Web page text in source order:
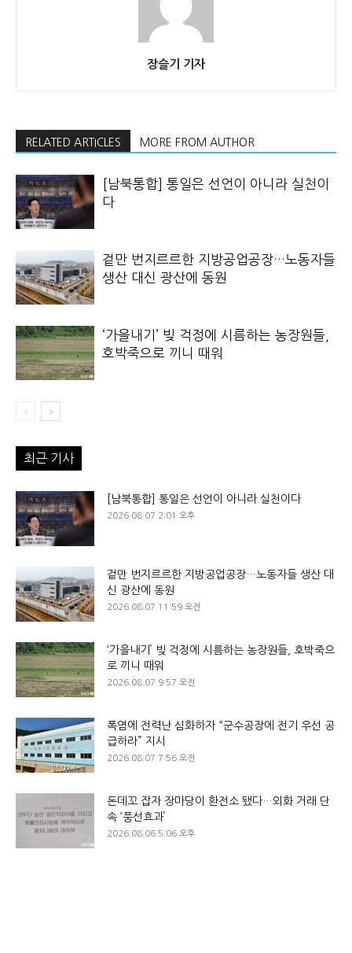
장슬기 기자
RELATED ARTICLES MORE FROM AUTHOR
[남북통합] 통일은 선언이 아니라 실천이
다
겉만 번지르르한 지방공업공장…노동자들
생산 대신 광산에 동원
‘가을내기’ 빚 걱정에 시름하는 농장원들,
호박죽으로 끼니 때워
최근 기사
[남북통합] 통일은 선언이 아니라 실천이다
2026.08.07 2:01 오후
겉만 번지르르한 지방공업공장…노동자들 생산 대
신 광산에 동원
2026.08.07 11:59 오전
‘가을내기’ 빚 걱정에 시름하는 농장원들, 호박죽으
로 끼니 때워
2026.08.07 9:57 오전
폭염에 전력난 심화하자 “군수공장에 전기 우선 공
급하라” 지시
2026.08.07 7:56 오전
돈데꼬 잡자 장마당이 환전소 됐다…외화 거래 단
속 ‘풍선효과’
2026.08.06 5:06 오후